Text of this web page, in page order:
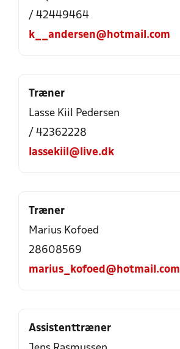
/ 42449464
k__andersen@hotmail.com
Træner
Lasse Kiil Pedersen
/ 42362228
lassekiil@live.dk
Træner
Marius Kofoed
28608569
marius_kofoed@hotmail.com
Assistenttræner